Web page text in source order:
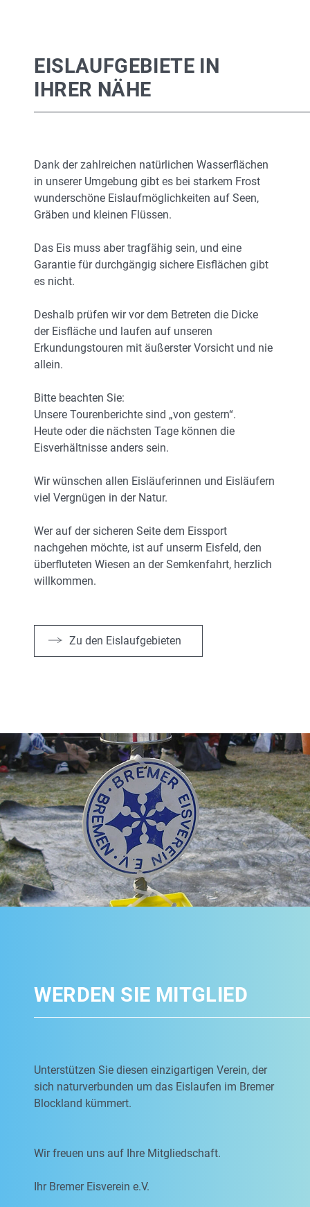
EISLAUFGEBIETE IN
IHRER NÄHE
Dank der zahlreichen natürlichen Wasserflächen
in unserer Umgebung gibt es bei starkem Frost
wunderschöne Eislaufmöglichkeiten auf Seen,
Gräben und kleinen Flüssen.
Das Eis muss aber tragfähig sein, und eine
Garantie für durchgängig sichere Eisflächen gibt
es nicht.
Deshalb prüfen wir vor dem Betreten die Dicke
der Eisfläche und laufen auf unseren
Erkundungstouren mit äußerster Vorsicht und nie
allein.
Bitte beachten Sie:
Unsere Tourenberichte sind „von gestern“.
Heute oder die nächsten Tage können die
Eisverhältnisse anders sein.
Wir wünschen allen Eisläuferinnen und Eisläufern
viel Vergnügen in der Natur.
Wer auf der sicheren Seite dem Eissport
nachgehen möchte, ist auf unserm Eisfeld, den
überfluteten Wiesen an der Semkenfahrt, herzlich
willkommen.
Zu den Eislaufgebieten
WERDEN SIE MITGLIED
Unterstützen Sie diesen einzigartigen Verein, der
sich naturverbunden um das Eislaufen im Bremer
Blockland kümmert.
Wir freuen uns auf Ihre Mitgliedschaft.
Ihr Bremer Eisverein e.V.